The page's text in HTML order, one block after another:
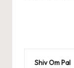
Shiv Om Pal